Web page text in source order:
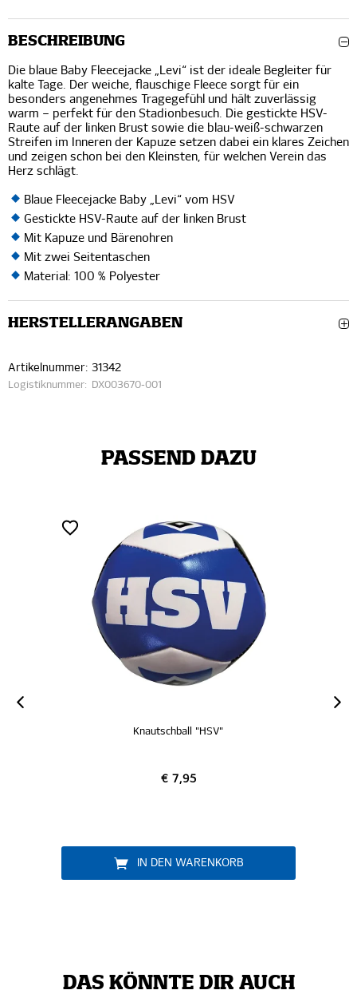
BESCHREIBUNG
Die blaue Baby Fleecejacke „Levi“ ist der ideale Begleiter für
kalte Tage. Der weiche, flauschige Fleece sorgt für ein
besonders angenehmes Tragegefühl und hält zuverlässig
warm – perfekt für den Stadionbesuch. Die gestickte HSV-
Raute auf der linken Brust sowie die blau-weiß-schwarzen
Streifen im Inneren der Kapuze setzen dabei ein klares Zeichen
und zeigen schon bei den Kleinsten, für welchen Verein das
Herz schlägt.
Blaue Fleecejacke Baby „Levi“ vom HSV
Gestickte HSV-Raute auf der linken Brust
Mit Kapuze und Bärenohren
Mit zwei Seitentaschen
Material: 100 % Polyester
HERSTELLERANGABEN
Artikelnummer: 31342
Logistiknummer: DX003670-001
PASSEND DAZU
Knautschball "HSV"
€ 7,95
IN DEN WARENKORB
DAS KÖNNTE DIR AUCH